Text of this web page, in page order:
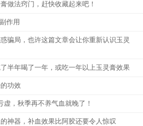
做法窍门，赶快收藏起来吧！
作用
骗局，也许这篇文章会让你重新认识玉灵
半年喝了一年，或吃一年以上玉灵膏效果
功效
虚，秋季再不养气血就晚了！
神器，补血效果比阿胶还要令人惊叹